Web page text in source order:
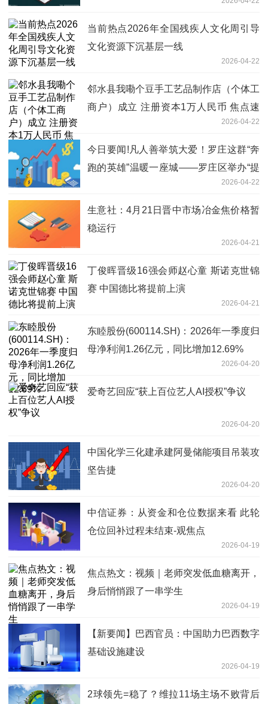
当前热点2026年全国残疾人文化周引导
文化资源下沉基层一线
2026-04-22
邻水县我嘞个豆手工艺品制作店（个体工
商户）成立 注册资本1万人民币 焦点速
2026-04-22
今日要闻!凡人善举筑大爱！罗庄这群“奔
跑的英雄”温暖一座城——罗庄区举办“提
升应急能力 赋能身边群众”文明实践活动
2026-04-22
生意社：4月21日晋中市场冶金焦价格暂
稳运行
2026-04-21
丁俊晖晋级16强会师赵心童 斯诺克世锦
赛 中国德比将提前上演
2026-04-21
东睦股份(600114.SH)：2026年一季度归
母净利润1.26亿元，同比增加12.69%
2026-04-20
爱奇艺回应“获上百位艺人AI授权”争议
2026-04-20
中国化学三化建承建阿曼储能项目吊装攻
坚告捷
2026-04-20
中信证券：从资金和仓位数据来看 此轮
仓位回补过程未结束-观焦点
2026-04-19
焦点热文：视频｜老师突发低血糖离开，
身后悄悄跟了一串学生
2026-04-19
【新要闻】巴西官员：中国助力巴西数字
基础设施建设
2026-04-19
2球领先=稳了？维拉11场主场不败背后